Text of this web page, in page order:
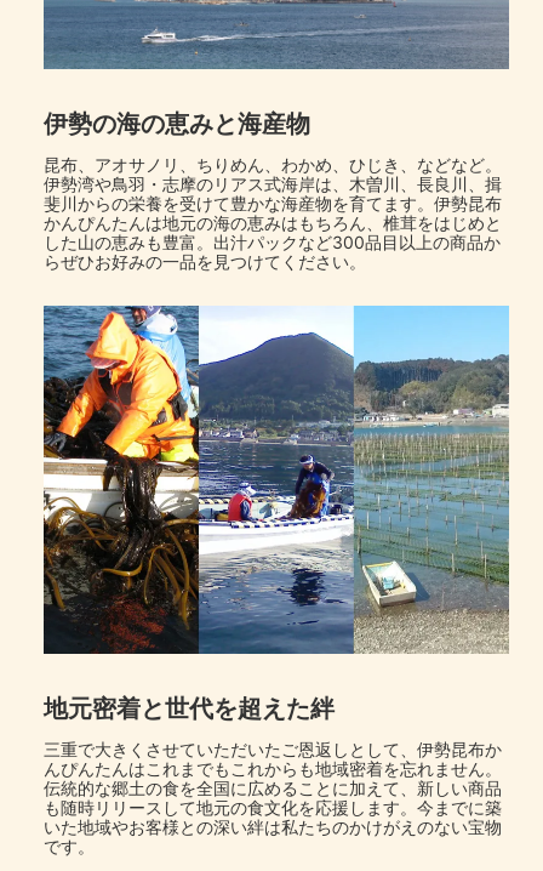
伊勢の海の恵みと海産物
昆布、アオサノリ、ちりめん、わかめ、ひじき、などなど。
伊勢湾や鳥羽・志摩のリアス式海岸は、木曽川、長良川、揖
斐川からの栄養を受けて豊かな海産物を育てます。伊勢昆布
かんぴんたんは地元の海の恵みはもちろん、椎茸をはじめと
した山の恵みも豊富。出汁パックなど300品目以上の商品か
らぜひお好みの一品を見つけてください。
地元密着と世代を超えた絆
三重で大きくさせていただいたご恩返しとして、伊勢昆布か
んぴんたんはこれまでもこれからも地域密着を忘れません。
伝統的な郷土の食を全国に広めることに加えて、新しい商品
も随時リリースして地元の食文化を応援します。今までに築
いた地域やお客様との深い絆は私たちのかけがえのない宝物
です。